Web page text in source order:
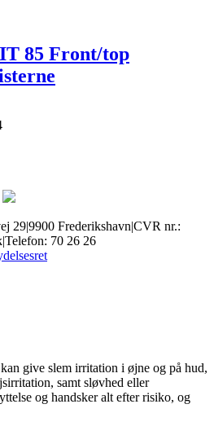
85 Front/top
29|9900 Frederikshavn|CVR nr.:
|Telefon: 70 26 26
give slem irritation i øjne og på hud,
samt sløvhed eller
og handsker alt efter risiko, og